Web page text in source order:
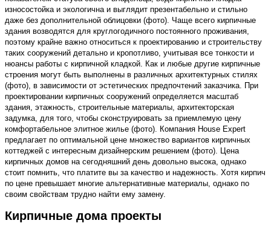
износостойка и экологична и выглядит презентабельно и стильно
даже без дополнительной облицовки (фото). Чаще всего кирпичные
здания возводятся для круглогодичного постоянного проживания,
поэтому крайне важно относиться к проектированию и строительству
таких сооружений детально и кропотливо, учитывая все тонкости и
нюансы работы с кирпичной кладкой. Как и любые другие кирпичные
строения могут быть выполнены в различных архитектурных стилях
(фото), в зависимости от эстетических предпочтений заказчика. При
проектировании кирпичных сооружений определяется масштаб
здания, этажность, строительные материалы, архитекторская
задумка, для того, чтобы сконструировать за приемлемую цену
комфортабельное элитное жилье (фото). Компания House Expert
предлагает по оптимальной цене множество вариантов кирпичных
коттеджей с интересным дизайнерским решением (фото). Цена
кирпичных домов на сегодняшний день довольно высока, однако
стоит помнить, что платите вы за качество и надежность. Хотя кирпич
по цене превышает многие альтернативные материалы, однако по
своим свойствам трудно найти ему замену.
Кирпичные дома проекты